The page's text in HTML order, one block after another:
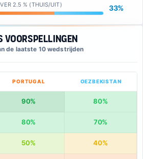
2.5 % (THUIS/UIT) 33%
Voorspellingen
de laatste 10 wedstrijden
PORTUGAL OEZBEKISTAN
90% 80%
80% 70%
50% 40%